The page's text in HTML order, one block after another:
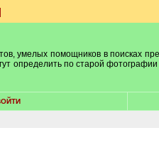
умелых помощников в поисках
определить по старой